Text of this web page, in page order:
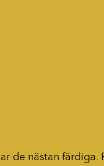
de nästan färdiga.